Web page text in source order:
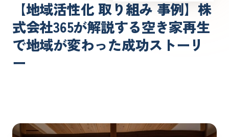
【地域活性化 取り組み 事例】株
式会社365が解説する空き家再生
で地域が変わった成功ストーリ
ー